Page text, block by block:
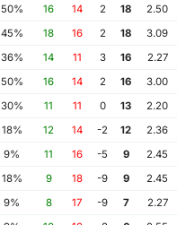
50% 16 14 2 18
2.50
45% 18 16 2 18
3.09
36% 14 11 3 16
2.27
50% 16 14 2 16
3.00
30% 11 11 0 13
2.20
18% 12 14 -2 12
2.36
9% 11 16 -5 9
2.45
18% 9 18 -9 9
2.45
9% 8 17 -9 7
2.27